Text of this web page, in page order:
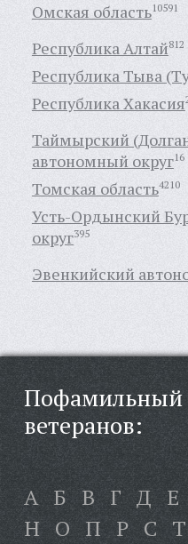
Омская область10591
Республика Алтай812
Республика Тыва
Республика Хакасия
Таймырский
автономный округ16
Томская область4210
Усть-Ордынский
округ395
Эвенкийский
Пофамильный
ветеранов:
А Б В Г Д Е
Н О П Р С Т